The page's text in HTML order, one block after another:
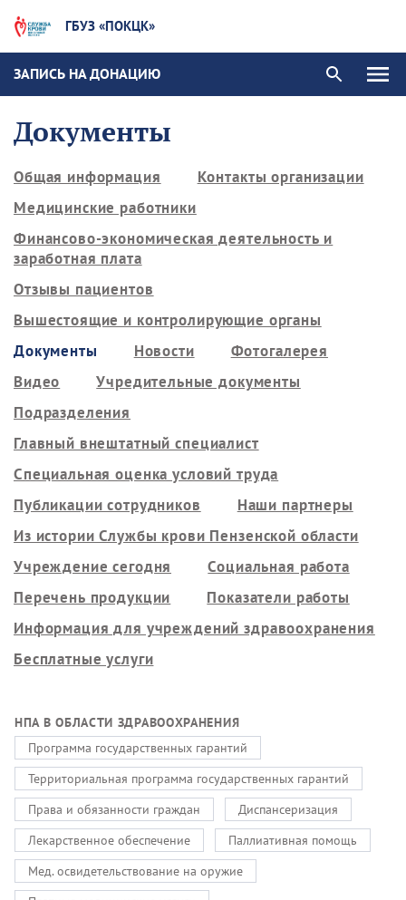
ГБУЗ «ПОКЦК»
ЗАПИСЬ НА ДОНАЦИЮ
Документы
Общая информация
Контакты организации
Медицинские работники
Финансово-экономическая деятельность и
заработная плата
Отзывы пациентов
Вышестоящие и контролирующие органы
Документы
Новости
Фотогалерея
Видео
Учредительные документы
Подразделения
Главный внештатный специалист
Специальная оценка условий труда
Публикации сотрудников
Наши партнеры
Из истории Службы крови Пензенской области
Учреждение сегодня
Социальная работа
Перечень продукции
Показатели работы
Информация для учреждений здравоохранения
Бесплатные услуги
НПА В ОБЛАСТИ ЗДРАВООХРАНЕНИЯ
Программа государственных гарантий
Территориальная программа государственных гарантий
Права и обязанности граждан
Диспансеризация
Лекарственное обеспечение
Паллиативная помощь
Мед. освидетельствование на оружие